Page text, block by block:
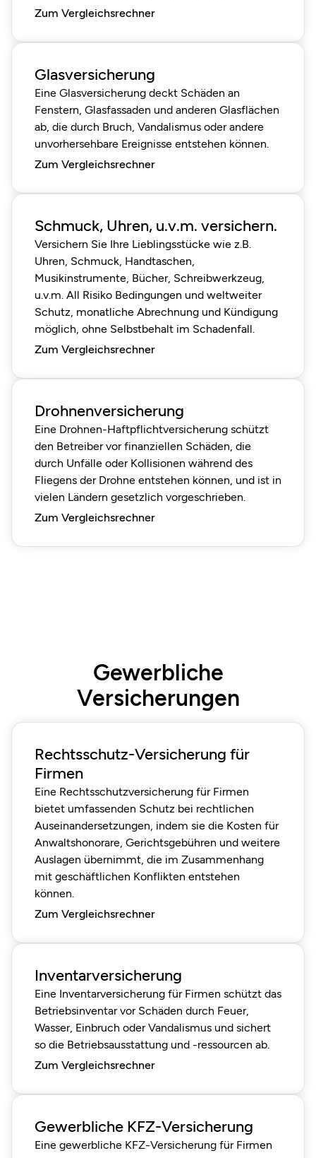
Zum Vergleichsrechner
Glasversicherung
Eine Glasversicherung deckt Schäden an
Fenstern, Glasfassaden und anderen Glasflächen
ab, die durch Bruch, Vandalismus oder andere
unvorhersehbare Ereignisse entstehen können.
Zum Vergleichsrechner
Schmuck, Uhren, u.v.m. versichern.
Versichern Sie Ihre Lieblingsstücke wie z.B.
Uhren, Schmuck, Handtaschen,
Musikinstrumente, Bücher, Schreibwerkzeug,
u.v.m. All Risiko Bedingungen und weltweiter
Schutz, monatliche Abrechnung und Kündigung
möglich, ohne Selbstbehalt im Schadenfall.
Zum Vergleichsrechner
Drohnenversicherung
Eine Drohnen-Haftpflichtversicherung schützt
den Betreiber vor finanziellen Schäden, die
durch Unfälle oder Kollisionen während des
Fliegens der Drohne entstehen können, und ist in
vielen Ländern gesetzlich vorgeschrieben.
Zum Vergleichsrechner
Gewerbliche
Versicherungen
Rechtsschutz-Versicherung für
Firmen
Eine Rechtsschutzversicherung für Firmen
bietet umfassenden Schutz bei rechtlichen
Auseinandersetzungen, indem sie die Kosten für
Anwaltshonorare, Gerichtsgebühren und weitere
Auslagen übernimmt, die im Zusammenhang
mit geschäftlichen Konflikten entstehen
können.
Zum Vergleichsrechner
Inventarversicherung
Eine Inventarversicherung für Firmen schützt das
Betriebsinventar vor Schäden durch Feuer,
Wasser, Einbruch oder Vandalismus und sichert
so die Betriebsausstattung und -ressourcen ab.
Zum Vergleichsrechner
Gewerbliche KFZ-Versicherung
Eine gewerbliche KFZ-Versicherung für Firmen